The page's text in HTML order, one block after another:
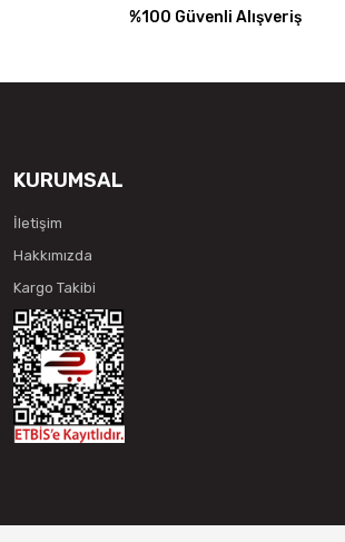
%100 Güvenli Alışveriş
KURUMSAL
İletişim
Hakkımızda
Kargo Takibi